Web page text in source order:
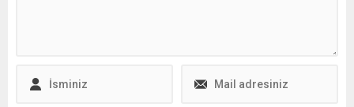
Gastroenteroloji Cerrahi...